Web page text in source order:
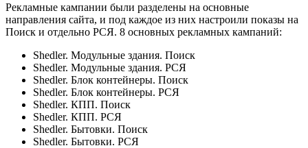
Рекламные кампании были разделены на основные
направления сайта, и под каждое из них настроили показы на
Поиск и отдельно РСЯ. 8 основных рекламных кампаний:
Shedler. Модульные здания. Поиск
Shedler. Модульные здания. РСЯ
Shedler. Блок контейнеры. Поиск
Shedler. Блок контейнеры. РСЯ
Shedler. КПП. Поиск
Shedler. КПП. РСЯ
Shedler. Бытовки. Поиск
Shedler. Бытовки. РСЯ